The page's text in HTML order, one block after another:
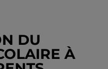
DU
À